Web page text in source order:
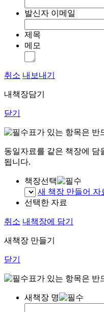
발신자 이메일
제목
메모
취소 내보내기
내책장담기
닫기
표가 있는 항목은 반
동일자료를 같은 책장에 담
됩니다.
책장선택
새 책장 만들어 자
선택한 자료
취소 내책장에 담기
새책장 만들기
닫기
표가 있는 항목은 반
새책장 명